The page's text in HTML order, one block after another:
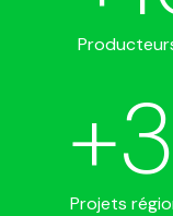
Projets
+